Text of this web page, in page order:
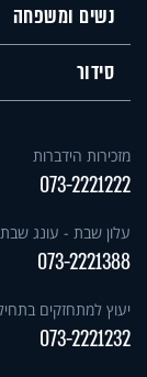
נשים ומשפחה
סידור
מזכירות הידברות
073-2221222
עלון שבת - עונג שבת
073-2221388
יעוץ למתחזקים
073-2221232